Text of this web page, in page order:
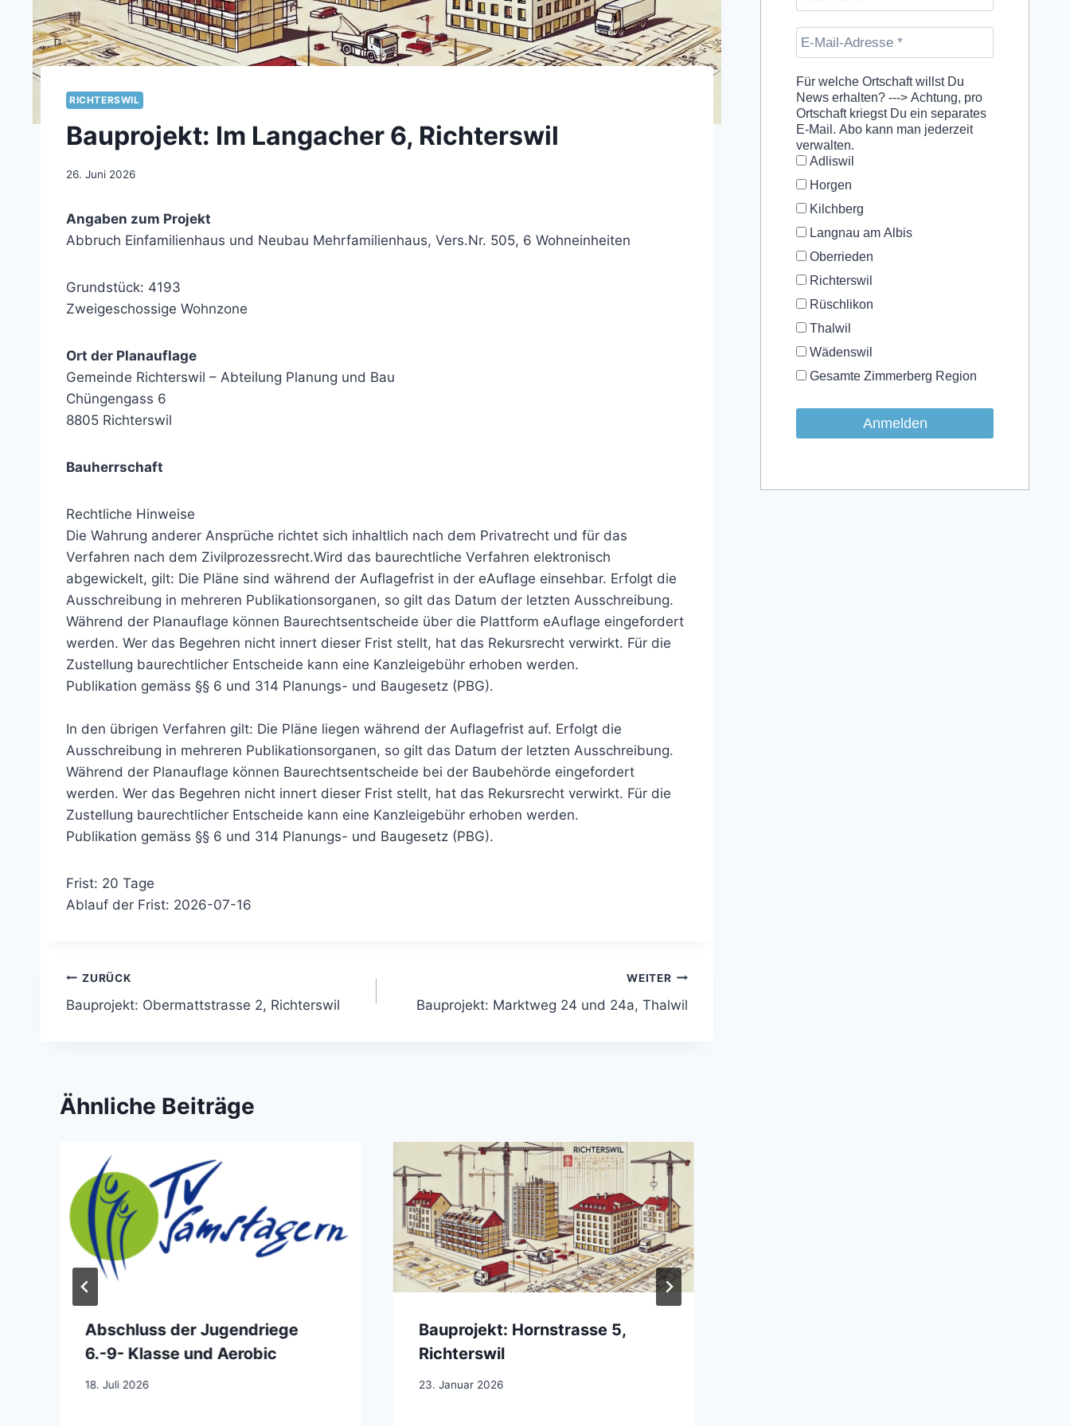
RICHTERSWIL
Bauprojekt: Im Langacher 6, Richterswil
26. Juni 2026
Angaben zum Projekt
Abbruch Einfamilienhaus und Neubau Mehrfamilienhaus, Vers.Nr. 505, 6 Wohneinheiten
Grundstück: 4193
Zweigeschossige Wohnzone
Ort der Planauflage
Gemeinde Richterswil – Abteilung Planung und Bau
Chüngengass 6
8805 Richterswil
Bauherrschaft
Rechtliche Hinweise
Die Wahrung anderer Ansprüche richtet sich inhaltlich nach dem Privatrecht und für das
Verfahren nach dem Zivilprozessrecht.Wird das baurechtliche Verfahren elektronisch
abgewickelt, gilt: Die Pläne sind während der Auflagefrist in der eAuflage einsehbar. Erfolgt die
Ausschreibung in mehreren Publikationsorganen, so gilt das Datum der letzten Ausschreibung.
Während der Planauflage können Baurechtsentscheide über die Plattform eAuflage eingefordert
werden. Wer das Begehren nicht innert dieser Frist stellt, hat das Rekursrecht verwirkt. Für die
Zustellung baurechtlicher Entscheide kann eine Kanzleigebühr erhoben werden.
Publikation gemäss §§ 6 und 314 Planungs- und Baugesetz (PBG).
In den übrigen Verfahren gilt: Die Pläne liegen während der Auflagefrist auf. Erfolgt die
Ausschreibung in mehreren Publikationsorganen, so gilt das Datum der letzten Ausschreibung.
Während der Planauflage können Baurechtsentscheide bei der Baubehörde eingefordert
werden. Wer das Begehren nicht innert dieser Frist stellt, hat das Rekursrecht verwirkt. Für die
Zustellung baurechtlicher Entscheide kann eine Kanzleigebühr erhoben werden.
Publikation gemäss §§ 6 und 314 Planungs- und Baugesetz (PBG).
Frist: 20 Tage
Ablauf der Frist: 2026-07-16
Beitragsnavigation
ZURÜCK
Bauprojekt: Obermattstrasse 2, Richterswil
WEITER
Bauprojekt: Marktweg 24 und 24a, Thalwil
Ähnliche Beiträge
Abschluss der Jugendriege
6.-9- Klasse und Aerobic
18. Juli 2026
Bauprojekt: Hornstrasse 5,
Richterswil
23. Januar 2026
Für welche Ortschaft willst Du
News erhalten? ---> Achtung, pro
Ortschaft kriegst Du ein separates
E-Mail. Abo kann man jederzeit
verwalten.
Adliswil
Horgen
Kilchberg
Langnau am Albis
Oberrieden
Richterswil
Rüschlikon
Thalwil
Wädenswil
Gesamte Zimmerberg Region